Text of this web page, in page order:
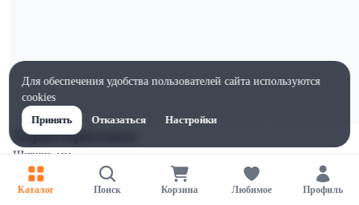
Характеристики
Ширина, мм
105
Высота, мм
Каталог Поиск Корзина Любимое Профиль
Для обеспечения удобства пользователей сайта используются
cookies
Принять
Отказаться Настройки